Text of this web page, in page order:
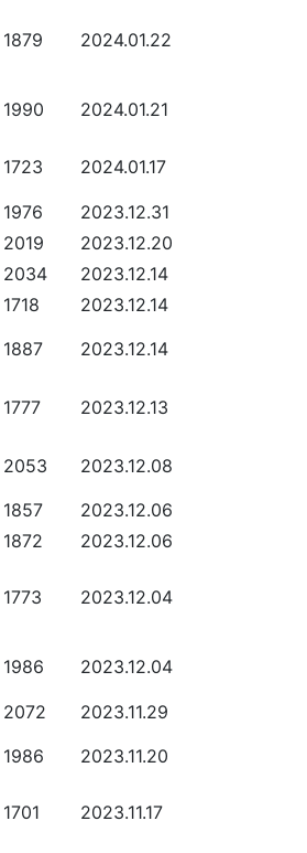
1879 2024.01.22
1990 2024.01.21
1723 2024.01.17
1976
2023.12.31
2019
2023.12.20
2034
2023.12.14
1718
2023.12.14
1887 2023.12.14
1777 2023.12.13
2053
2023.12.08
1857
2023.12.06
1872 2023.12.06
1773 2023.12.04
1986 2023.12.04
2072
2023.11.29
1986 2023.11.20
1701 2023.11.17